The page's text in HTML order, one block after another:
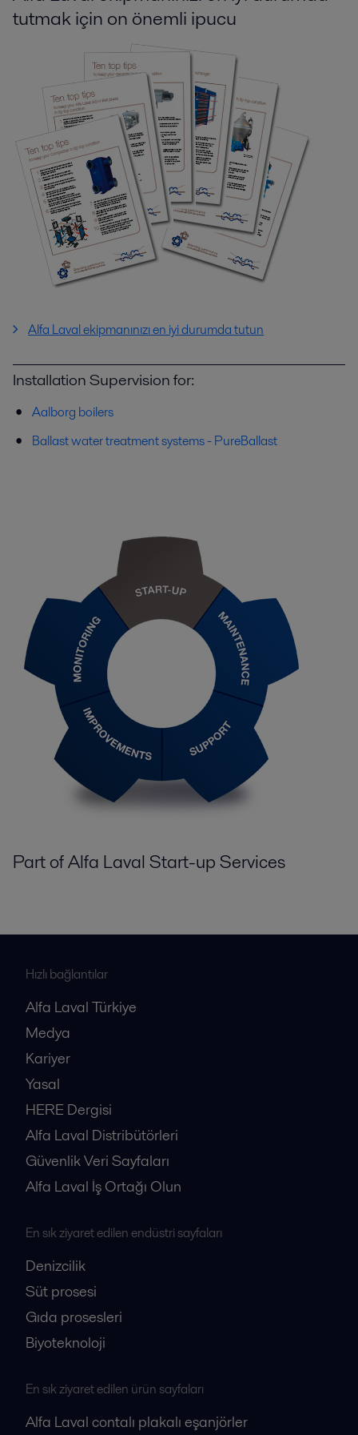
tutmak için on önemli ipucu
Alfa Laval ekipmanınızı en iyi durumda tutun
Installation Supervision for:
Aalborg boilers
Ballast water treatment systems - PureBallast
Part of Alfa Laval Start-up Services
Hızlı bağlantılar
Alfa Laval Türkiye
Medya
Kariyer
Yasal
HERE Dergisi
Alfa Laval Distribütörleri
Güvenlik Veri Sayfaları
Alfa Laval İş Ortağı Olun
En sık ziyaret edilen endüstri sayfaları
Denizcilik
Süt prosesi
Gıda prosesleri
Biyoteknoloji
En sık ziyaret edilen ürün sayfaları
Alfa Laval contalı plakalı eşanjörler